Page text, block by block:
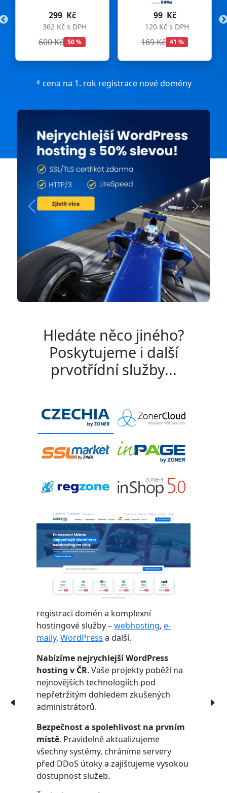
120 Kč s DPH
169 Kč
333 Kč s DPH
299 Kč
* cena na 1. rok registrace nové domény
Previous Next
Hledáte něco jiného?
Poskytujeme i další
prvotřídní služby...
registraci domén a komplexní
hostingové služby –webhosting,e-
maily,WordPress a další.
Nabízíme nejrychlejší WordPress
hosting v ČR. Vaše projekty poběží na
nejnovějších technologiích pod
nepřetržitým dohledem zkušených
administrátorů.
Bezpečnost a spolehlivost na prvním
místě. Pravidelně aktualizujeme
všechny systémy, chráníme servery
před DDoS útoky a zajišťujeme vysokou
dostupnost služeb.